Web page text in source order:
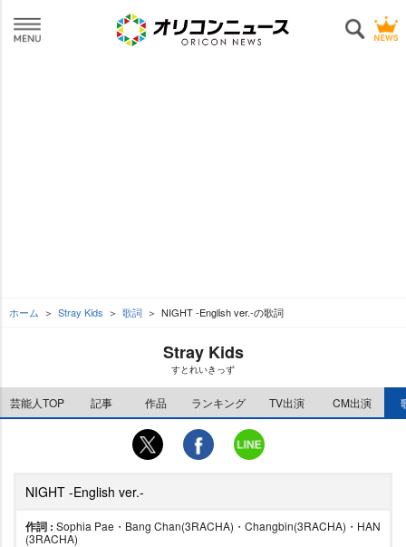
ホーム Stray Kids 歌詞 NIGHT -English ver.-の歌詞
Stray Kids
すとれいきっず
芸能人TOP 記事 作品 ランキング TV出演 CM出演
NIGHT -English ver.-
作詞 : Sophia Pae・Bang Chan(3RACHA)・Changbin(3RACHA)・HAN
(3RACHA)